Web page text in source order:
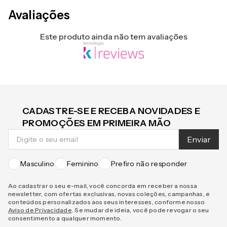
Avaliações
Este produto ainda não tem avaliações
CADASTRE-SE E RECEBA NOVIDADES E
PROMOÇÕES EM PRIMEIRA MÃO
Enviar
Masculino Feminino Prefiro não responder
Ao cadastrar o seu e-mail, você concorda em receber a nossa
newsletter, com ofertas exclusivas, novas coleções, campanhas, e
conteúdos personalizados aos seus interesses, conforme nosso
Aviso de Privacidade . Se mudar de ideia, você pode revogar o seu
consentimento a qualquer momento.